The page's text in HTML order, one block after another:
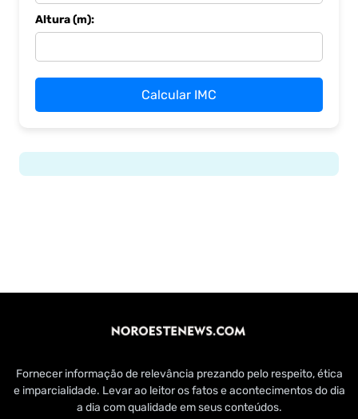
Altura (m):
Calcular IMC
Fornecer informação de relevância prezando pelo respeito, ética
e imparcialidade. Levar ao leitor os fatos e acontecimentos do dia
a dia com qualidade em seus conteúdos.